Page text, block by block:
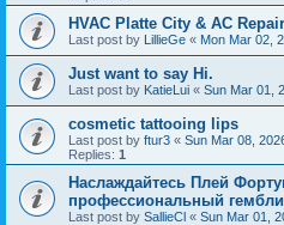
HVAC Platte City & AC
Last post by LillieGe « Mon Mar 02,
Just want to say Hi.
Last post by KatieLui « Sun Mar 01,
cosmetic tattooing lips
Last post by ftur3 « Sun Mar 08,
Replies: 1
Наслаждайтесь Плей
профессиональный
Last post by SallieCl « Sun Mar 01,